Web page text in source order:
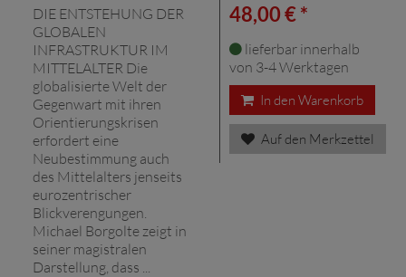
DIE ENTSTEHUNG DER
GLOBALEN
INFRASTRUKTUR IM
MITTELALTER Die
globalisierte Welt der
Gegenwart mit ihren
Orientierungskrisen
erfordert eine
Neubestimmung auch
des Mittelalters jenseits
eurozentrischer
Blickverengungen.
Michael Borgolte zeigt in
seiner magistralen
Darstellung, dass ...
48,00 € *
lieferbar innerhalb
von 3-4 Werktagen
In den Warenkorb
Auf den Merkzettel